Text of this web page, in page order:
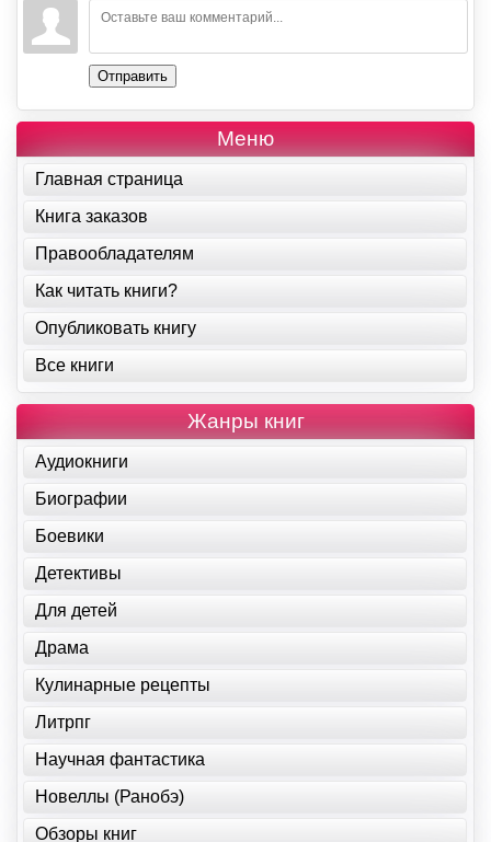
Отправить
Меню
Главная страница
Книга заказов
Правообладателям
Как читать книги?
Опубликовать книгу
Все книги
Жанры книг
Аудиокниги
Биографии
Боевики
Детективы
Для детей
Драма
Кулинарные рецепты
Литрпг
Научная фантастика
Новеллы (Ранобэ)
Обзоры книг